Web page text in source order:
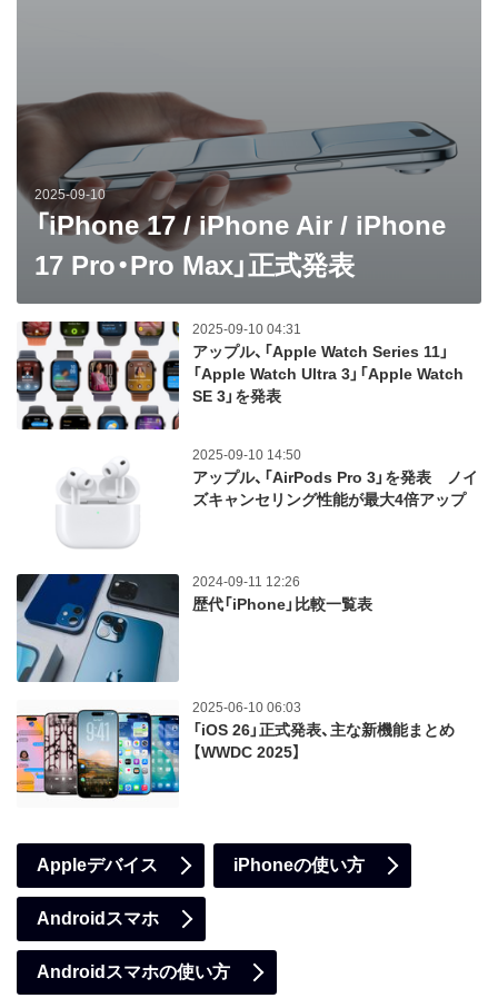
2025-09-10
「iPhone 17 / iPhone Air / iPhone
17 Pro・Pro Max」正式発表
2025-09-10 04:31
アップル、「Apple Watch Series 11」
「Apple Watch Ultra 3」「Apple Watch
SE 3」を発表
2025-09-10 14:50
アップル、「AirPods Pro 3」を発表 ノイ
ズキャンセリング性能が最大4倍アップ
2024-09-11 12:26
歴代「iPhone」比較一覧表
2025-06-10 06:03
「iOS 26」正式発表、主な新機能まとめ
【WWDC 2025】
Appleデバイス iPhoneの使い方
Androidスマホ
Androidスマホの使い方